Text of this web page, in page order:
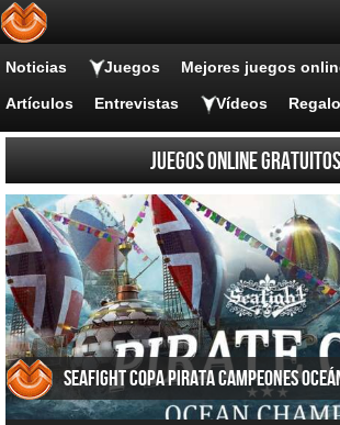
Noticias Juegos Mejores juegos
Artículos Entrevistas Vídeos
Juegos online gratuitos
Seafight Copa pirata Campeones